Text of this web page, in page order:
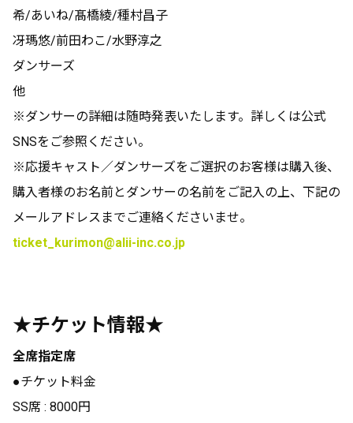
希/あいね/髙橋綾/種村昌子
冴瑪悠/前田わこ/水野淳之
ダンサーズ
他
※ダンサーの詳細は随時発表いたします。詳しくは公式
SNSをご参照ください。
※応援キャスト／ダンサーズをご選択のお客様は購入後、
購入者様のお名前とダンサーの名前をご記入の上、下記の
メールアドレスまでご連絡くださいませ。
ticket_kurimon@alii-inc.co.jp
★チケット情報★
全席指定席
●チケット料金
SS席 : 8000円